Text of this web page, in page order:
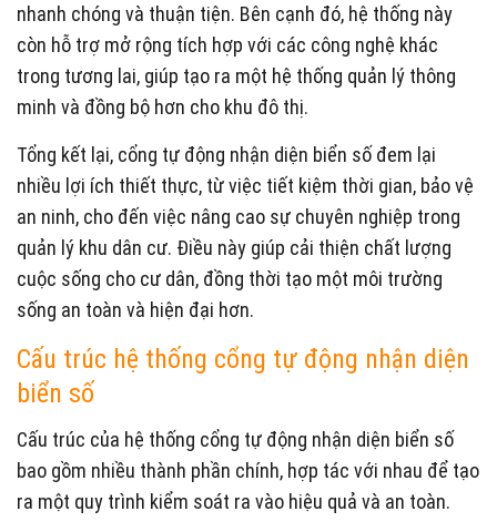
nhanh chóng và thuận tiện. Bên cạnh đó, hệ thống này
còn hỗ trợ mở rộng tích hợp với các công nghệ khác
trong tương lai, giúp tạo ra một hệ thống quản lý thông
minh và đồng bộ hơn cho khu đô thị.
Tổng kết lại, cổng tự động nhận diện biển số đem lại
nhiều lợi ích thiết thực, từ việc tiết kiệm thời gian, bảo vệ
an ninh, cho đến việc nâng cao sự chuyên nghiệp trong
quản lý khu dân cư. Điều này giúp cải thiện chất lượng
cuộc sống cho cư dân, đồng thời tạo một môi trường
sống an toàn và hiện đại hơn.
Cấu trúc hệ thống cổng tự động nhận diện
biển số
Cấu trúc của hệ thống cổng tự động nhận diện biển số
bao gồm nhiều thành phần chính, hợp tác với nhau để tạo
ra một quy trình kiểm soát ra vào hiệu quả và an toàn.